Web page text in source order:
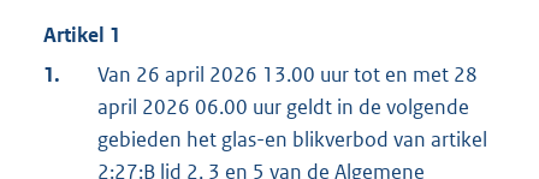
Artikel 1
1.
Van 26 april 2026 13.00 uur tot en met 28
april 2026 06.00 uur geldt in de volgende
gebieden het glas-en blikverbod van artikel
2:27:B lid 2, 3 en 5 van de Algemene